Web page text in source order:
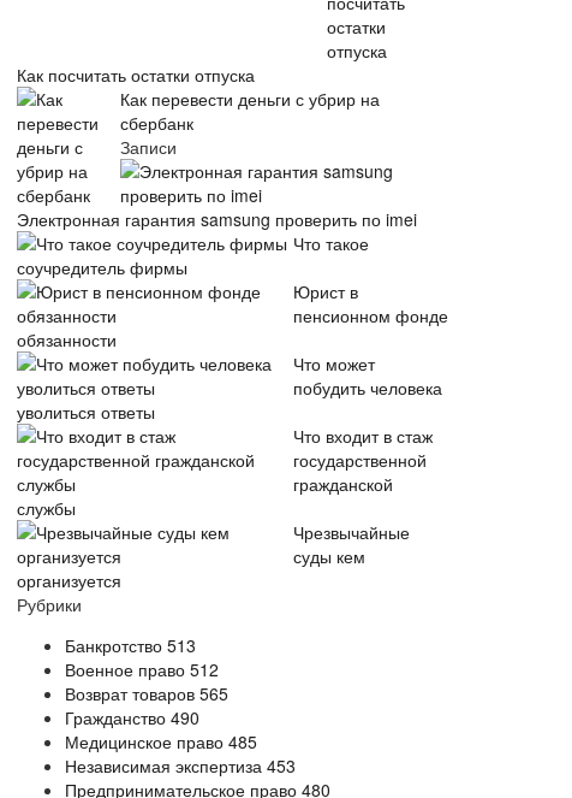
Как посчитать остатки отпуска
Как перевести деньги с убрир на
сбербанк
Записи
Электронная гарантия samsung проверить по imei
Что такое
соучредитель фирмы
Юрист в
пенсионном фонде
обязанности
Что может
побудить человека
уволиться ответы
Что входит в стаж
государственной
гражданской
службы
Чрезвычайные
суды кем
организуется
Рубрики
Банкротство 513
Военное право 512
Возврат товаров 565
Гражданство 490
Медицинское право 485
Независимая экспертиза 453
Предпринимательское право 480